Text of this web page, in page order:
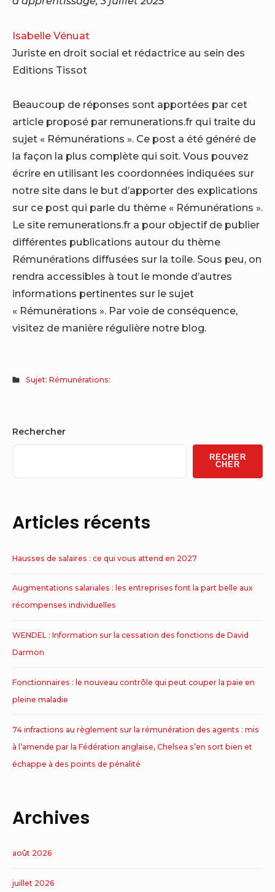
Isabelle Vénuat
Juriste en droit social et rédactrice au sein des
Editions Tissot
Beaucoup de réponses sont apportées par cet
article proposé par remunerations.fr qui traite du
sujet « Rémunérations ». Ce post a été généré de
la façon la plus complète qui soit. Vous pouvez
écrire en utilisant les coordonnées indiquées sur
notre site dans le but d’apporter des explications
sur ce post qui parle du thème « Rémunérations ».
Le site remunerations.fr a pour objectif de publier
différentes publications autour du thème
Rémunérations diffusées sur la toile. Sous peu, on
rendra accessibles à tout le monde d’autres
informations pertinentes sur le sujet
« Rémunérations ». Par voie de conséquence,
visitez de manière régulière notre blog.
Sujet: Rémunérations:
Sidebar
Widget
Area
Rechercher
RECHER
CHER
Articles récents
Hausses de salaires : ce qui vous attend en 2027
Augmentations salariales : les entreprises font la part belle aux
récompenses individuelles
WENDEL : Information sur la cessation des fonctions de David
Darmon
Fonctionnaires : le nouveau contrôle qui peut couper la paie en
pleine maladie
74 infractions au règlement sur la rémunération des agents : mis
à l’amende par la Fédération anglaise, Chelsea s’en sort bien et
échappe à des points de pénalité
Archives
août 2026
juillet 2026